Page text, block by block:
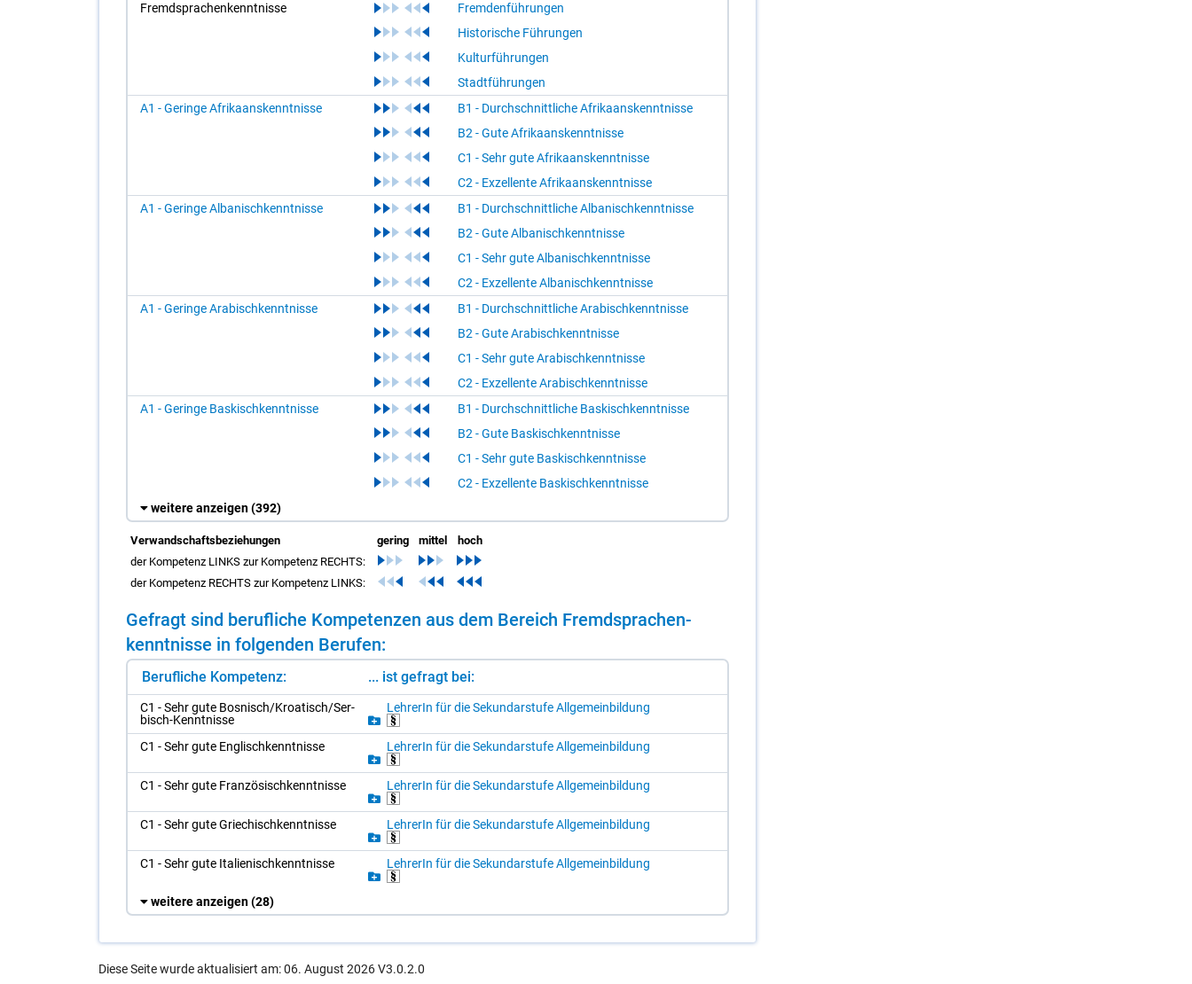
Fremd­spra­chen­kennt­nis­se
Fremdenführungen
Historische Führungen
Kulturführungen
Stadtführungen
A1 - Geringe Afrikaanskenntnisse
B1 - Durchschnittliche Afrikaanskenntnisse
B2 - Gute Afrikaanskenntnisse
C1 - Sehr gute Afrikaanskenntnisse
C2 - Exzellente Afrikaanskenntnisse
A1 - Geringe Albanischkenntnisse
B1 - Durchschnittliche Albanischkenntnisse
B2 - Gute Albanischkenntnisse
C1 - Sehr gute Albanischkenntnisse
C2 - Exzellente Albanischkenntnisse
A1 - Geringe Arabischkenntnisse
B1 - Durchschnittliche Arabischkenntnisse
B2 - Gute Arabischkenntnisse
C1 - Sehr gute Arabischkenntnisse
C2 - Exzellente Arabischkenntnisse
A1 - Geringe Baskischkenntnisse
B1 - Durchschnittliche Baskischkenntnisse
B2 - Gute Baskischkenntnisse
C1 - Sehr gute Baskischkenntnisse
C2 - Exzellente Baskischkenntnisse
weitere anzeigen(392)
Verwandschaftsbeziehungen gering mittel
hoch
der Kompetenz LINKS zur Kompetenz RECHTS:
der Kompetenz RECHTS zur Kompetenz LINKS:
Ge­fragt sind be­ruf­li­che Kom­pe­ten­zen aus dem Be­reich Fremd­spra­chen­
kennt­nis­se in fol­gen­den Be­ru­fen:
Berufliche Kompetenz: ... ist gefragt bei:
C1 - Sehr gute Bos­nisch/​Kroa­tisch/​Ser­
bisch-Kennt­nis­se
Leh­re­rIn für die Se­kun­dar­stu­fe All­ge­mein­bil­dung
C1 - Sehr gute Eng­lisch­kennt­nis­se Leh­re­rIn für die Se­kun­dar­stu­fe All­ge­mein­bil­dung
C1 - Sehr gute Fran­zö­sisch­kennt­nis­se Leh­re­rIn für die Se­kun­dar­stu­fe All­ge­mein­bil­dung
C1 - Sehr gute Grie­chisch­kennt­nis­se Leh­re­rIn für die Se­kun­dar­stu­fe All­ge­mein­bil­dung
C1 - Sehr gute Ita­lie­nisch­kennt­nis­se Leh­re­rIn für die Se­kun­dar­stu­fe All­ge­mein­bil­dung
weitere anzeigen(28)
Diese Seite wurde aktualisiert am: 06. August 2026 V3.0.2.0